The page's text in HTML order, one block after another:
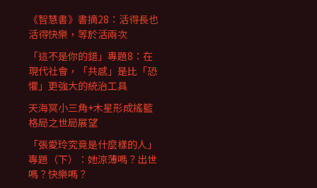
《智慧書》書摘28：活得長也
活得快樂，等於活兩次
「這不是你的錯」專題8：在
現代社會，「共感」是比「恐
懼」更強大的統治工具
天海冥小三角+木星形成搖籃
格局之世局展望
「張愛玲究竟是什麼樣的人」
專題（下）：她涼薄嗎？出世
嗎？快樂嗎？